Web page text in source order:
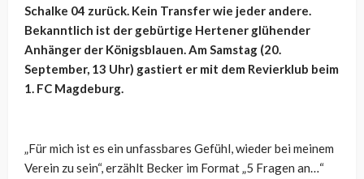
Schalke 04 zurück. Kein Transfer wie jeder andere.
Bekanntlich ist der gebürtige Hertener glühender
Anhänger der Königsblauen. Am Samstag (20.
September, 13 Uhr) gastiert er mit dem Revierklub beim
1. FC Magdeburg.
„Für mich ist es ein unfassbares Gefühl, wieder bei meinem
Verein zu sein“, erzählt Becker im Format „5 Fragen an…“